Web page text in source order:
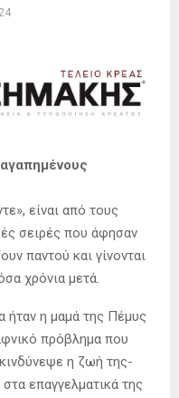
είναι από τους
σειρές που άφησαν
παντού και γίνονται
χρόνια μετά.
η μαμά της Πέμυς
πρόβλημα που
η ζωή της-
επαγγελματικά της